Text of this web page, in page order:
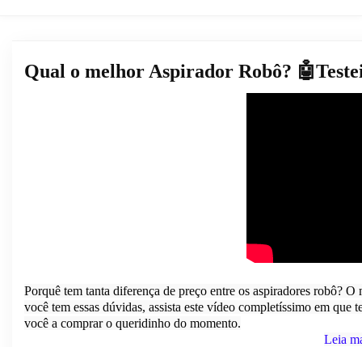
Qual o melhor Aspirador Robô?
Porquê tem tanta diferença de preço entre os aspiradores robô?
você tem essas dúvidas, assista este vídeo completíssimo em
você a comprar o queridinho do momento.
Leia